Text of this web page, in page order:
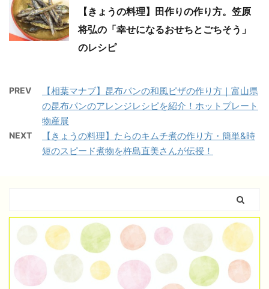
【きょうの料理】田作りの作り方。笠原
将弘の「幸せになるおせちとごちそう」
のレシピ
PREV
【相葉マナブ】昆布パンの和風ピザの作り方｜富山県
の昆布パンのアレンジレシピを紹介！ホットプレート
物産展
NEXT
【きょうの料理】たらのキムチ煮の作り方・簡単&時
短のスピード煮物を杵島直美さんが伝授！